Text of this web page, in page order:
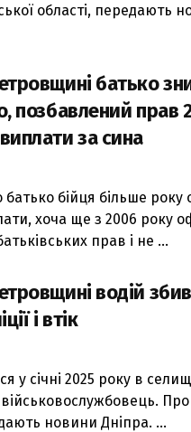
області, передають
батько
позбавлений прав
за сина
бійця більше року
хоча ще з 2006 року
прав і не ...
водій
і втік
у січні 2025 року в
Про
новини Дніпра. ...